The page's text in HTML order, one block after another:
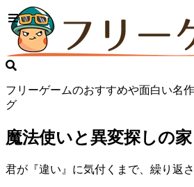
フリーゲームのおすすめや面白い名
グ
魔法使いと異変探しの家
君が『違い』に気付くまで、繰り返